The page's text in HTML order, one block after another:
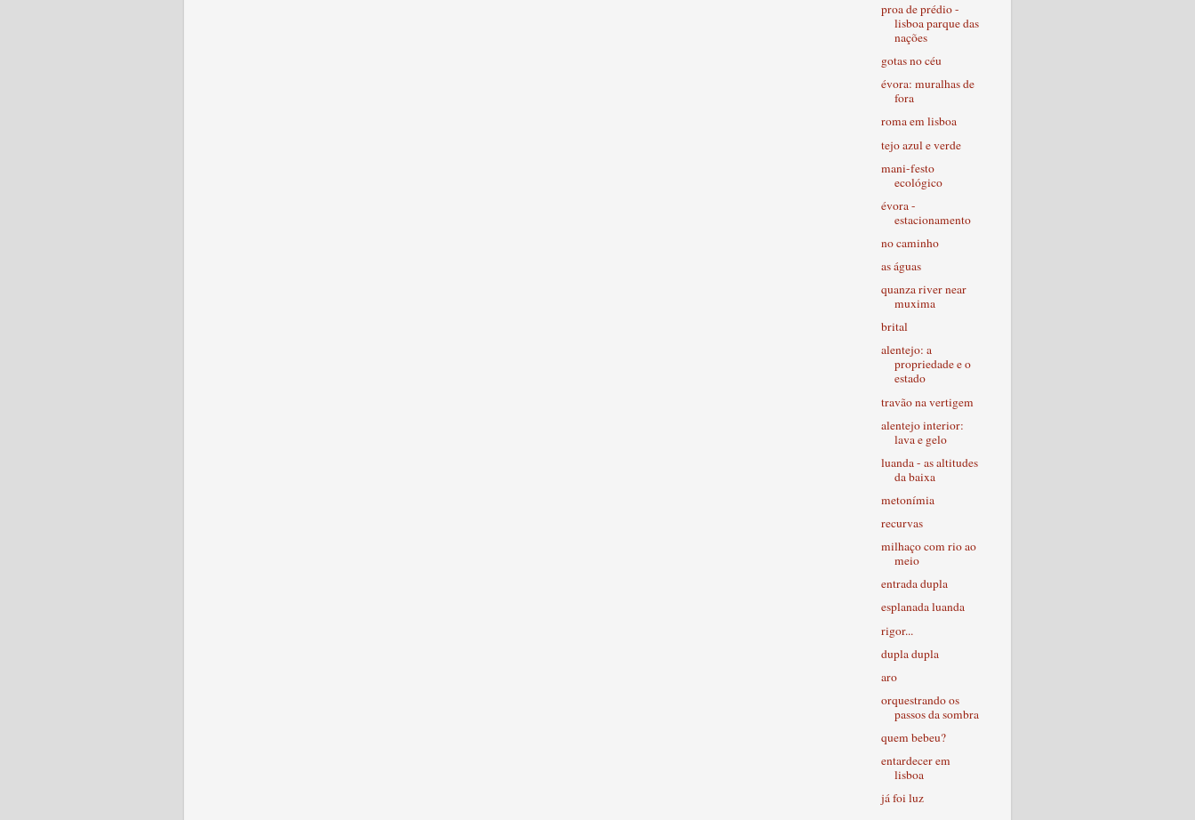
proa de prédio -
lisboa parque das
nações
gotas no céu
évora: muralhas de
fora
roma em lisboa
tejo azul e verde
mani-festo
ecológico
évora -
estacionamento
no caminho
as águas
quanza river near
muxima
brital
alentejo: a
propriedade e o
estado
travão na vertigem
alentejo interior:
lava e gelo
luanda - as altitudes
da baixa
metonímia
recurvas
milhaço com rio ao
meio
entrada dupla
esplanada luanda
rigor...
dupla dupla
aro
orquestrando os
passos da sombra
quem bebeu?
entardecer em
lisboa
já foi luz